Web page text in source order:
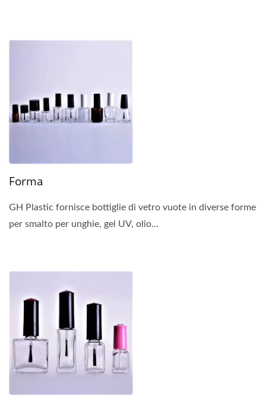
Forma
GH Plastic fornisce bottiglie di vetro vuote in diverse forme
per smalto per unghie, gel UV, olio...